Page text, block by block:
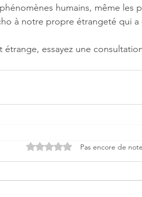
humains, même les
à notre propre étrangeté qui a
essayez une
Noté 0 étoile sur 5.Pas encore de note